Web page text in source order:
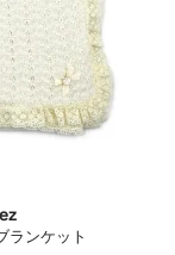
ランケット